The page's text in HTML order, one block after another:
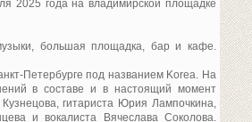
2025 года на владимирской площадке
большая площадка, бар и кафе.
Петербурге под названием Korea. На
в составе и в настоящий момент
гитариста Юрия Лампочкина,
и вокалиста Вячеслава Соколова.